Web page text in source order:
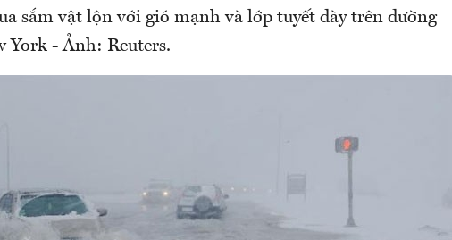
sắm vật lộn với gió mạnh và lớp tuyết dày trên đường
York - Ảnh: Reuters.